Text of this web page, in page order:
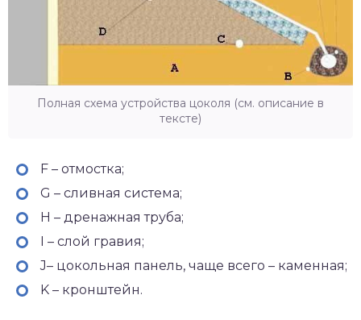
Полная схема устройства цоколя (см. описание в
тексте)
F – отмостка;
G – сливная система;
H – дренажная труба;
I – слой гравия;
J– цокольная панель, чаще всего – каменная;
K – кронштейн.